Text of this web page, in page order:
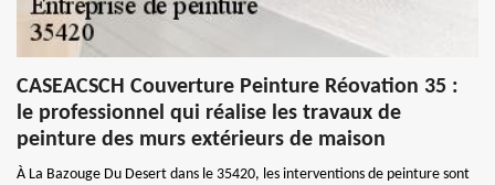
CASEACSCH Couverture Peinture Réovation 35 :
le professionnel qui réalise les travaux de
peinture des murs extérieurs de maison
À La Bazouge Du Desert dans le 35420, les interventions de peinture sont